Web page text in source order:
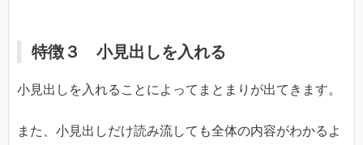
特徴３ 小見出しを入れる
小見出しを入れることによってまとまりが出てきます。
また、小見出しだけ読み流しても全体の内容がわかるよ